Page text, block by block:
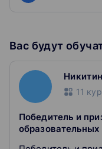
подготовкой, и
Самая важная
справиться со
Занятия проходят
Вас будут
11
Победитель и